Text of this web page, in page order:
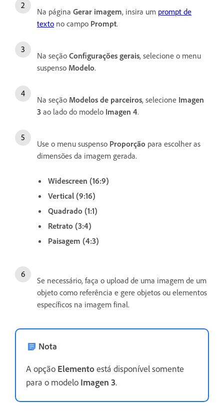
Na página Gerar imagem, insira um prompt de
texto no campo Prompt.
Na seção Configurações gerais, selecione o menu
suspenso Modelo.
Na seção Modelos de parceiros, selecione Imagen
3 ao lado do modelo Imagen 4.
Use o menu suspenso Proporção para escolher as
dimensões da imagem gerada.
Widescreen (16:9)
Vertical (9:16)
Quadrado (1:1)
Retrato (3:4)
Paisagem (4:3)
Se necessário, faça o upload de uma imagem de um
objeto como referência e gere objetos ou elementos
específicos na imagem final.
Nota
A opção Elementoestá disponível somente
para o modelo Imagen 3.